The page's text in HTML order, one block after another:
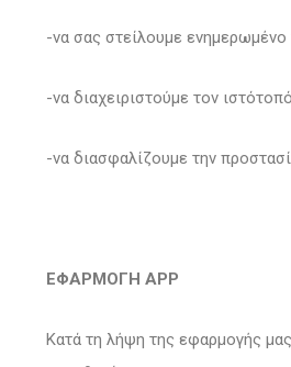
-να σας στείλουμε
-να διαχειριστούμε τον
-να διασφαλίζουμε την
ΕΦΑΡΜΟΓΗ APP
Κατά τη λήψη της εφαρμογής